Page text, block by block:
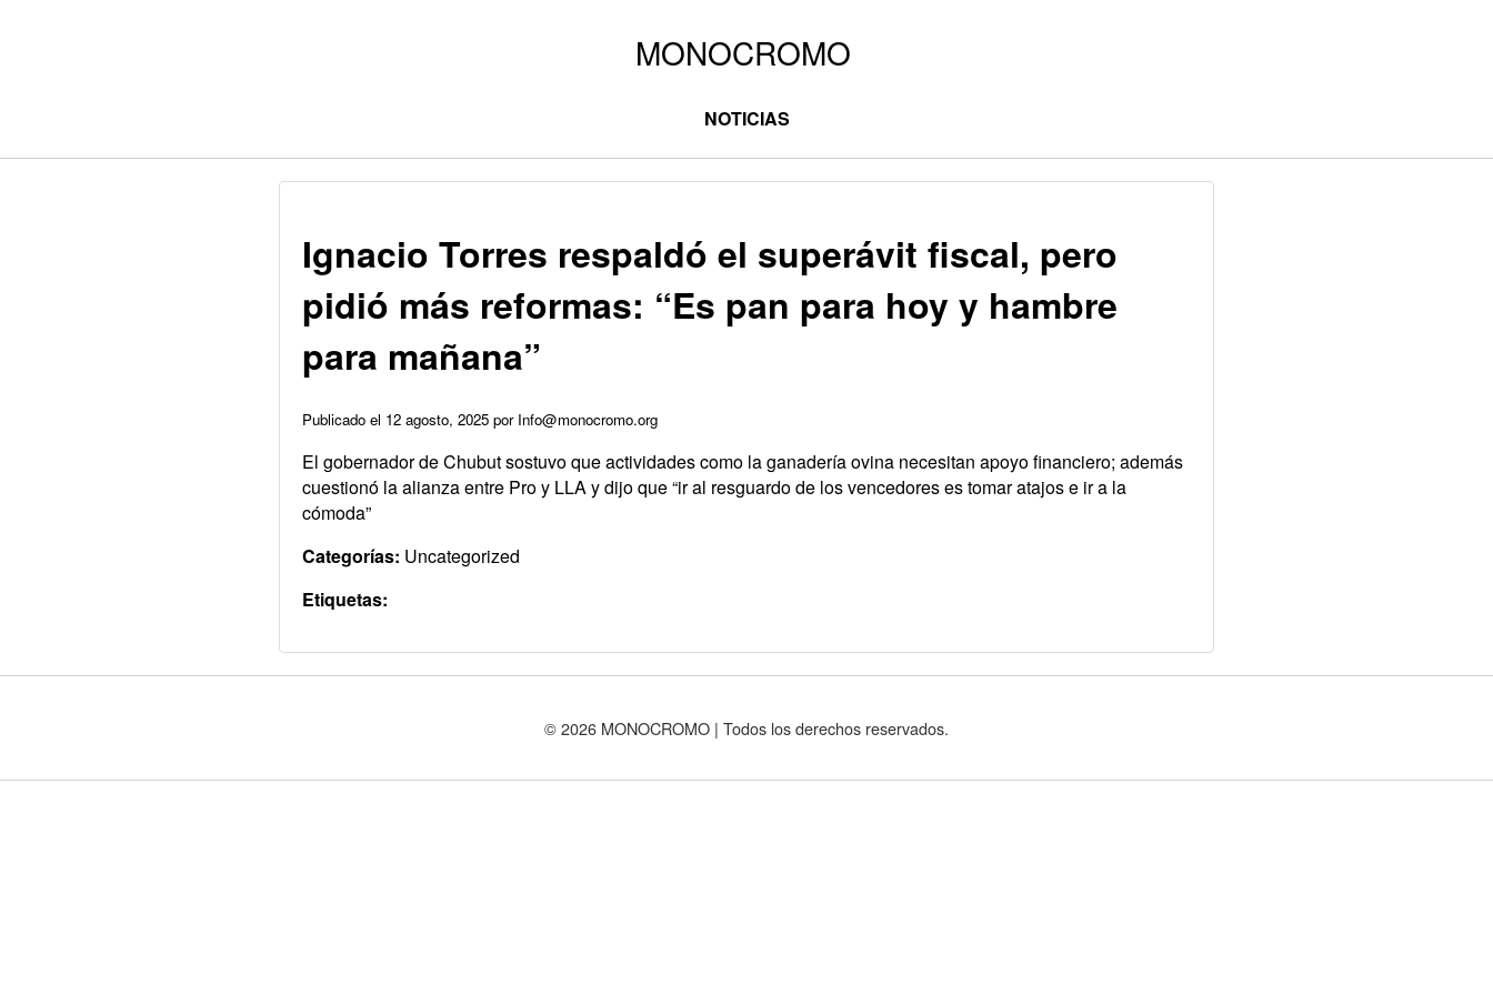
NOTICIAS
Ignacio Torres respaldó el superávit fiscal, pero
pidió más reformas: “Es pan para hoy y hambre
para mañana”
Publicado el 12 agosto, 2025 por Info@monocromo.org
El gobernador de Chubut sostuvo que actividades como la ganadería ovina necesitan apoyo financiero; además
cuestionó la alianza entre Pro y LLA y dijo que “ir al resguardo de los vencedores es tomar atajos e ir a la
cómoda”
Categorías: Uncategorized
Etiquetas:
© 2026 MONOCROMO | Todos los derechos reservados.